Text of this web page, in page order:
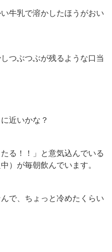
牛乳で溶かしたほうがおい
つぶつぶが残るような口当
近いかな？
る！！」と意気込んでいる
）が毎朝飲んでいます。
で、ちょっと冷めたくらい